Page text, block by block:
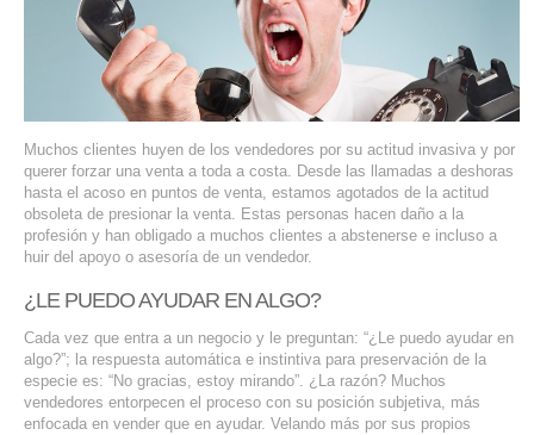
SERVIDORES DEDICADOS
AGENCIA DIGITAL
PAGINAS WEB PARA NEGOCIOS
PAGINA WEB CON MANEJADOR DE CONTENIDOS
PAGINA WEB CON CATÁLOGO DE PRODUCTOS
PAGINAS WEB A MEDIDA
APPS PARA NEGOCIOS
SISTEMAS PARA NEGOCIOS Y EMPRESAS
Muchos clientes huyen de los vendedores por su actitud invasiva y por
querer forzar una venta a toda a costa. Desde las llamadas a deshoras
hasta el acoso en puntos de venta, estamos agotados de la actitud
obsoleta de presionar la venta. Estas personas hacen daño a la
profesión y han obligado a muchos clientes a abstenerse e incluso a
huir del apoyo o asesoría de un vendedor.
¿LE PUEDO AYUDAR EN ALGO?
Cada vez que entra a un negocio y le preguntan: “¿Le puedo ayudar en
algo?”; la respuesta automática e instintiva para preservación de la
especie es: “No gracias, estoy mirando”. ¿La razón? Muchos
vendedores entorpecen el proceso con su posición subjetiva, más
enfocada en vender que en ayudar. Velando más por sus propios